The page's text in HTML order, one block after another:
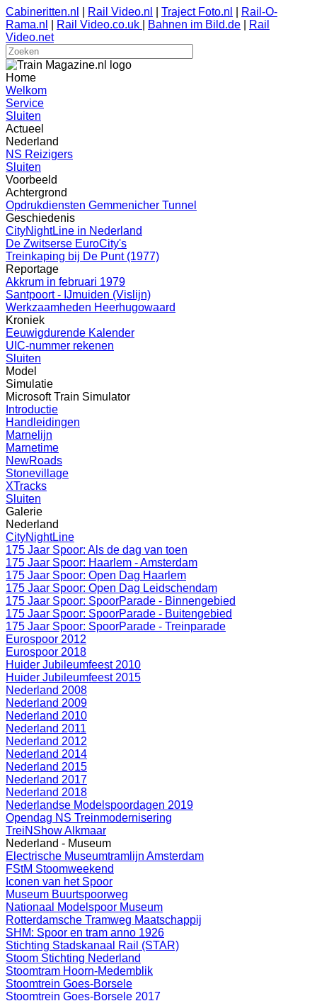
Cabineritten.nl Rail Video.nl Traject Foto.nl
Rail-O-
Rama.nl
Rail Video.co.uk Bahnen im Bild.de
Rail
Video.net
Home
Welkom
Service
Sluiten
Actueel
Nederland
NS Reizigers
Sluiten
Voorbeeld
Achtergrond
Opdrukdiensten Gemmenicher Tunnel
Geschiedenis
CityNightLine in Nederland
De Zwitserse EuroCity's
Treinkaping bij De Punt (1977)
Reportage
Akkrum in februari 1979
Santpoort - IJmuiden (Vislijn)
Werkzaamheden Heerhugowaard
Kroniek
Eeuwigdurende Kalender
UIC-nummer rekenen
Sluiten
Model
Simulatie
Microsoft Train Simulator
Introductie
Handleidingen
Marnelijn
Marnetime
NewRoads
Stonevillage
XTracks
Sluiten
Galerie
Nederland
CityNightLine
175 Jaar Spoor: Als de dag van toen
175 Jaar Spoor: Haarlem - Amsterdam
175 Jaar Spoor: Open Dag Haarlem
175 Jaar Spoor: Open Dag Leidschendam
175 Jaar Spoor: SpoorParade - Binnengebied
175 Jaar Spoor: SpoorParade - Buitengebied
175 Jaar Spoor: SpoorParade - Treinparade
Eurospoor 2012
Eurospoor 2018
Huider Jubileumfeest 2010
Huider Jubileumfeest 2015
Nederland 2008
Nederland 2009
Nederland 2010
Nederland 2011
Nederland 2012
Nederland 2014
Nederland 2015
Nederland 2017
Nederland 2018
Nederlandse Modelspoordagen 2019
Opendag NS Treinmodernisering
TreiNShow Alkmaar
Nederland - Museum
Electrische Museumtramlijn Amsterdam
FStM Stoomweekend
Iconen van het Spoor
Museum Buurtspoorweg
Nationaal Modelspoor Museum
Rotterdamsche Tramweg Maatschappij
SHM: Spoor en tram anno 1926
Stichting Stadskanaal Rail (STAR)
Stoom Stichting Nederland
Stoomtram Hoorn-Medemblik
Stoomtrein Goes-Borsele
Stoomtrein Goes-Borsele 2017